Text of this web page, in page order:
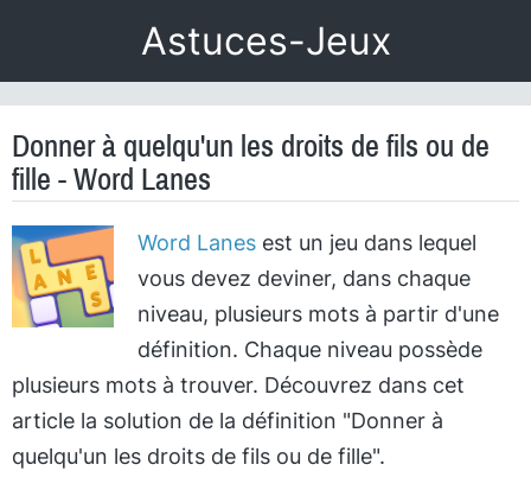
Astuces-Jeux
Donner à quelqu'un les droits de fils ou de
fille - Word Lanes
Word Lanesest un jeu dans lequel
vous devez deviner, dans chaque
niveau, plusieurs mots à partir d'une
définition. Chaque niveau possède
plusieurs mots à trouver. Découvrez dans cet
article la solution de la définition "Donner à
quelqu'un les droits de fils ou de fille".